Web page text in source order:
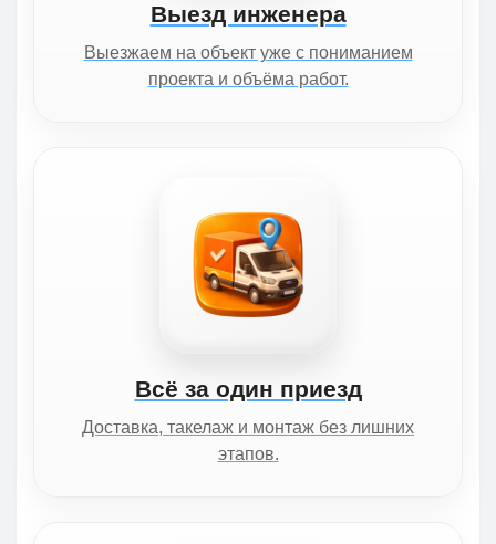
Выезд инженера
Выезжаем на объект уже с пониманием
проекта и объёма работ.
Всё за один приезд
Доставка, такелаж и монтаж без лишних
этапов.